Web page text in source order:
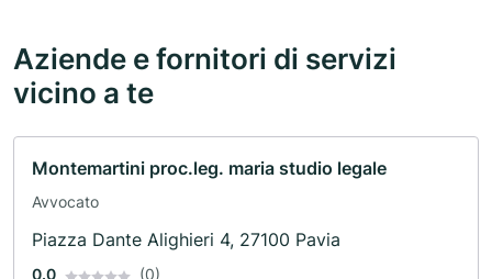
Aziende e fornitori di servizi
vicino a te
Montemartini proc.leg. maria studio legale
Avvocato
Piazza Dante Alighieri 4, 27100 Pavia
0.0 (0)